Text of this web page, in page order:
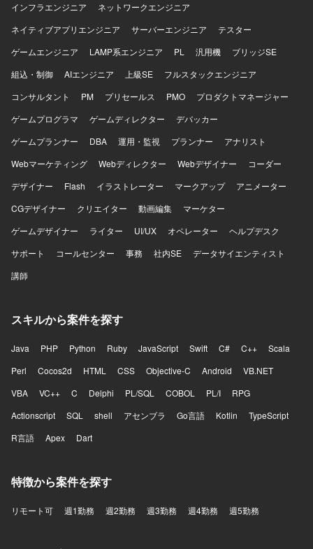
ード管理とブランチ運用を行っております。CI/CD 環境を
活用しながら継続的な開発・改善を進めております。
インフラエンジニア
ネットワークエンジニア
ネイティブアプリエンジニア
サーバーエンジニア
テスター
ゲームエンジニア
LAMP系エンジニア PL 汎用機
ブリッジSE
組込・制御
AIエンジニア 上級SE
フルスタックエンジニア
コンサルタント
PM プリセールス PMO
プロダクトマネージャー
ゲームプログラマ
ゲームディレクター
デバッカー
ゲームプランナー
DBA 運用・監視 プランナー
アナリスト
Webマーケティング
Webディレクター Webデザイナー
コーダー
デザイナー
Flash イラストレーター マークアップ
アニメーター
CGデザイナー
クリエイター 動画編集
マーケター
ゲームデザイナー
ライター UI/UX オペレーター
ヘルプデスク
サポート
コールセンター 事務 社内SE
データサイエンティスト
講師
スキルから案件を探す
Java PHP Python Ruby JavaScript Swift C# C++
Scala
Perl
Cocos2d HTML CSS Objective-C Android
VB.NET
VBA
VC++ C Delphi PL/SQL COBOL PL/I
RPG
Actionscript
SQL shell アセンブラ Go言語 Kotlin
TypeScript
R言語
Apex Dart
特徴から案件を探す
リモート可 週1勤務 週2勤務 週3勤務 週4勤務 週5勤務